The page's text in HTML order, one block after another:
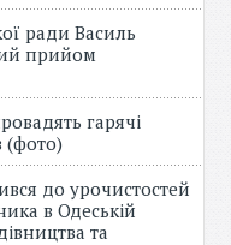
ради Василь
прийом
гарячі
(фото)
до урочистостей
в Одеській
та